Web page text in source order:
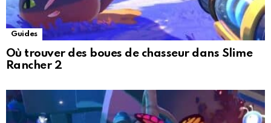
Guides
Où trouver des boues de chasseur dans Slime
Rancher 2